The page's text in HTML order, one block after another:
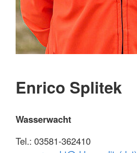
Enrico Splitek
Wasserwacht
Tel.: 03581-362410